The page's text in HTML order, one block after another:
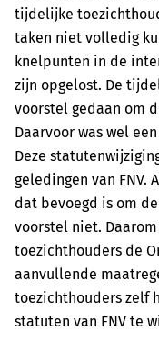
tijdelijke
taken niet volledig
knelpunten in de
zijn opgelost. De
voorstel gedaan om
Daarvoor was wel
Deze
geledingen van FNV.
dat bevoegd is om
voorstel niet.
toezichthouders de
aanvullende
toezichthouders zelf
statuten van FNV te